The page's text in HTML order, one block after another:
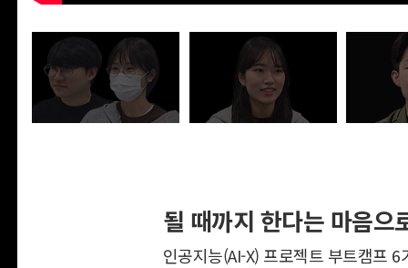
될 때까지 한다는 마음으
인공지능(AI-X) 프로젝트 부트캠프 6